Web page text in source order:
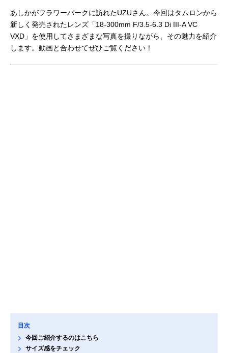
あしかがフラワーパークに訪れたUZUさん。今回はタムロンから
新しく発売されたレンズ「18-300mm F/3.5-6.3 Di III-A VC
VXD」を使用してさまざまな写真を撮りながら、その魅力を紹介
します。動画と合わせてぜひご覧ください！
目次
今回ご紹介するのはこちら
サイズ感をチェック